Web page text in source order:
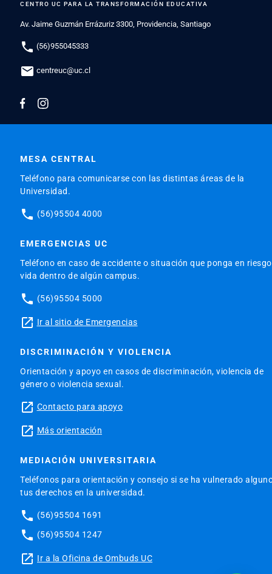
CENTRO UC PARA LA TRANSFORMACIÓN EDUCATIVA
Av. Jaime Guzmán Errázuriz 3300, Providencia, Santiago
phone (56)955045333
mail centreuc@uc.cl
MESA CENTRAL
Teléfono para comunicarse con las distintas áreas de la
Universidad.
phone (56)95504 4000
EMERGENCIAS UC
Teléfono en caso de accidente o situación que ponga en
vida dentro de algún campus.
phone (56)95504 5000
launch Ir al sitio de Emergencias
DISCRIMINACIÓN Y VIOLENCIA
Orientación y apoyo en casos de discriminación, violencia de
género o violencia sexual.
launch Contacto para apoyo
launch Más orientación
MEDIACIÓN UNIVERSITARIA
Teléfonos para orientación y consejo si se ha vulnerado
tus derechos en la universidad.
phone (56)95504 1691
phone (56)95504 1247
launch Ir a la Oficina de Ombuds UC